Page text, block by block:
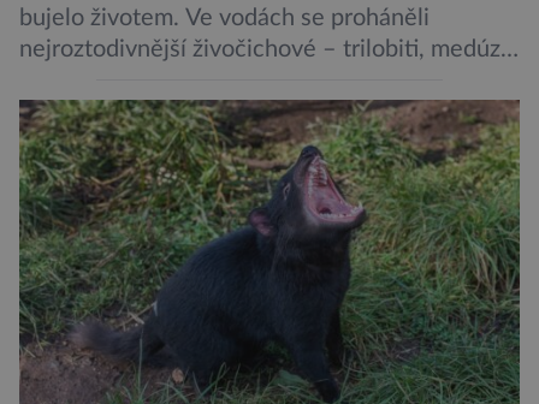
bujelo životem. Ve vodách se proháněli
nejroztodivnější živočichové – trilobiti, medúzy
prazvláštní stonožce podobný tvor, který měl
zárodky zbraní typických pro dnešní pavouky.
Pavouci, štíři či klíšťata jsou členovci patřící do
skupiny klepítkatců. Vyznačují se takzvanými
chelicerami, které u nich představují právě […]